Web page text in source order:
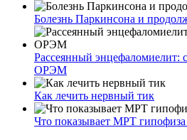
Болезнь Паркинсона и
Рассеянный энцефаломиелит:
ОРЭМ
Как лечить нервный тик
Что показывает МРТ гипофиза